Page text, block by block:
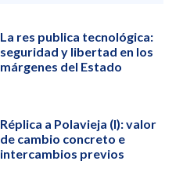
La res publica tecnológica:
seguridad y libertad en los
márgenes del Estado
Réplica a Polavieja (I): valor
de cambio concreto e
intercambios previos